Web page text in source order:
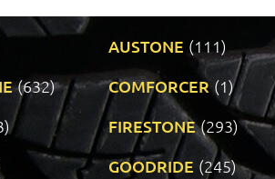
AUSTONE (111)
(632) COMFORCER (1)
FIRESTONE (293)
GOODRIDE (245)